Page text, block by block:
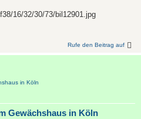
16/32/30/73/bil12901.jpg
Rufe den Beitrag auf
in Köln
Gewächshaus in Köln